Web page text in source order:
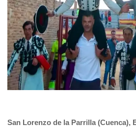
San Lorenzo de la Parrilla (Cuenca),